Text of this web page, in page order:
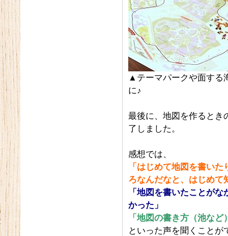
▲テーマパークや面する
に♪
最後に、地図を作るとき
了しました。
感想では、
「はじめて地図を書い
ろなんだなと、はじめて
「地図を書いたことが
かった」
「地図の書き方（池な
といった声を聞くこと